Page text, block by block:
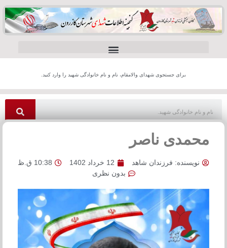
برای جستجوی شهدای والامقام، نام و نام خانوادگی شهید را وارد کنید.
محمدی ناصر
نویسنده: فرزندان شاهد 12 خرداد 1402
10:38 ق.ظ
بدون نظری